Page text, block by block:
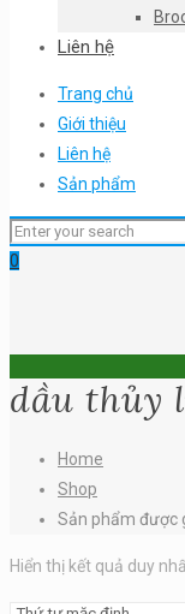
Liên hệ
Trang chủ
Giới thiệu
Liên hệ
Sản phẩm
0
dầu thủy
Home
Shop
Sản phẩm được
Hiển thị kết quả duy